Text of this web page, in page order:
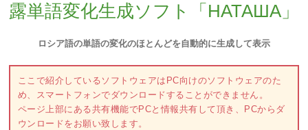
露単語変化生成ソフト「НАТАША」
ロシア語の単語の変化のほとんどを自動的に生成して表示
ここで紹介しているソフトウェアはPC向けのソフトウェアのた
め、スマートフォンでダウンロードすることができません。
ページ上部にある共有機能でPCと情報共有して頂き、PCからダ
ウンロードをお願い致します。